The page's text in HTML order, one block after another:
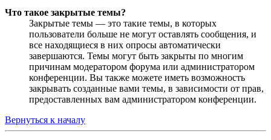
Что такое закрытые темы?
Закрытые темы — это такие темы, в которых
пользователи больше не могут оставлять сообщения, и
все находящиеся в них опросы автоматически
завершаются. Темы могут быть закрыты по многим
причинам модератором форума или администратором
конференции. Вы также можете иметь возможность
закрывать созданные вами темы, в зависимости от прав,
предоставленных вам администратором конференции.
Вернуться к началу